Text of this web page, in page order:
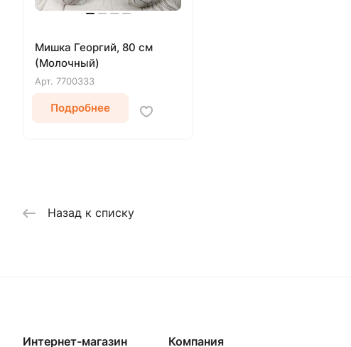
Мишка Георгий, 80 см
(Молочный)
Арт. 7700333
Подробнее
Назад к списку
Интернет-магазин Компания